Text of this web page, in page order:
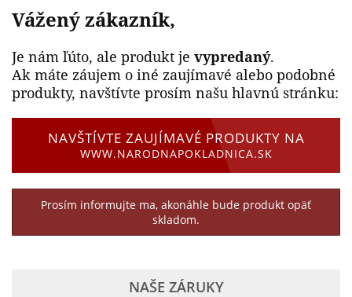
Vážený zákazník,
Je nám ľúto, ale produkt je vypredaný.
Ak máte záujem o iné zaujímavé alebo podobné
produkty, navštívte prosím našu hlavnú stránku:
NAVŠTÍVTE ZAUJÍMAVÉ PRODUKTY NA
WWW.NARODNAPOKLADNICA.SK
Prosím informujte ma, akonáhle bude produkt opäť
skladom.
NAŠE ZÁRUKY